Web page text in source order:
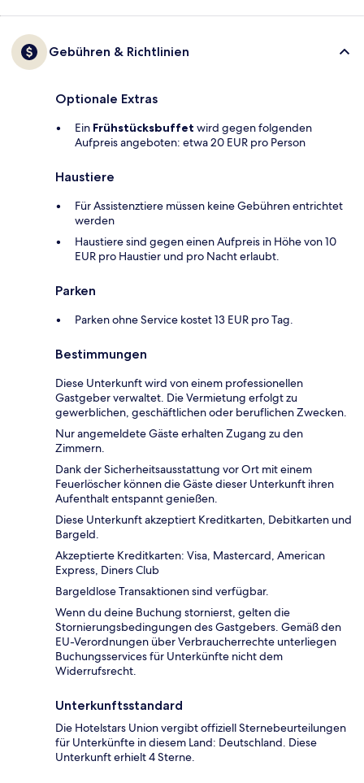
Gebühren & Richtlinien
Optionale Extras
Ein Frühstücksbuffet wird gegen folgenden
Aufpreis angeboten: etwa 20 EUR pro Person
Haustiere
Für Assistenztiere müssen keine Gebühren entrichtet
werden
Haustiere sind gegen einen Aufpreis in Höhe von 10
EUR pro Haustier und pro Nacht erlaubt.
Parken
Parken ohne Service kostet 13 EUR pro Tag.
Bestimmungen
Diese Unterkunft wird von einem professionellen
Gastgeber verwaltet. Die Vermietung erfolgt zu
gewerblichen, geschäftlichen oder beruflichen Zwecken.
Nur angemeldete Gäste erhalten Zugang zu den
Zimmern.
Dank der Sicherheitsausstattung vor Ort mit einem
Feuerlöscher können die Gäste dieser Unterkunft ihren
Aufenthalt entspannt genießen.
Diese Unterkunft akzeptiert Kreditkarten, Debitkarten und
Bargeld.
Akzeptierte Kreditkarten: Visa, Mastercard, American
Express, Diners Club
Bargeldlose Transaktionen sind verfügbar.
Wenn du deine Buchung stornierst, gelten die
Stornierungsbedingungen des Gastgebers. Gemäß den
EU-Verordnungen über Verbraucherrechte unterliegen
Buchungsservices für Unterkünfte nicht dem
Widerrufsrecht.
Unterkunftsstandard
Die Hotelstars Union vergibt offiziell Sternebeurteilungen
für Unterkünfte in diesem Land: Deutschland. Diese
Unterkunft erhielt 4 Sterne.